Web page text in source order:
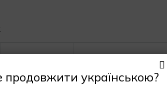
Дополнительно
продовжити українською?